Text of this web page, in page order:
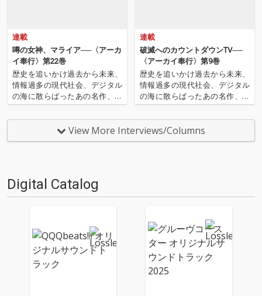
連載
噂の女神、マライア──〈アーカ
イ奉行〉第22巻
歴史を追いかけ過去から未来、
情報過多の現代社会、デジタル
の海に散らばったあの名作、こ
の名作たちをひとつにまとめる
仕事人…!〈アーカイ奉行〉が今
日もデジタルの乱世を治め
る…!'''〈アーカイ奉行〉と
連載
破滅へのカウントダウンTV──
〈アーカイ奉行〉第9巻
歴史を追いかけ過去から未来、
情報過多の現代社会、デジタル
の海に散らばったあの名作、こ
の名作たちをひとつにまとめる
仕事人…!〈アーカイ奉行〉が今
日もデジタルの乱世を治め
る…!'''〈アーカイ奉行〉と
View More Interviews/Columns
Digital Catalog